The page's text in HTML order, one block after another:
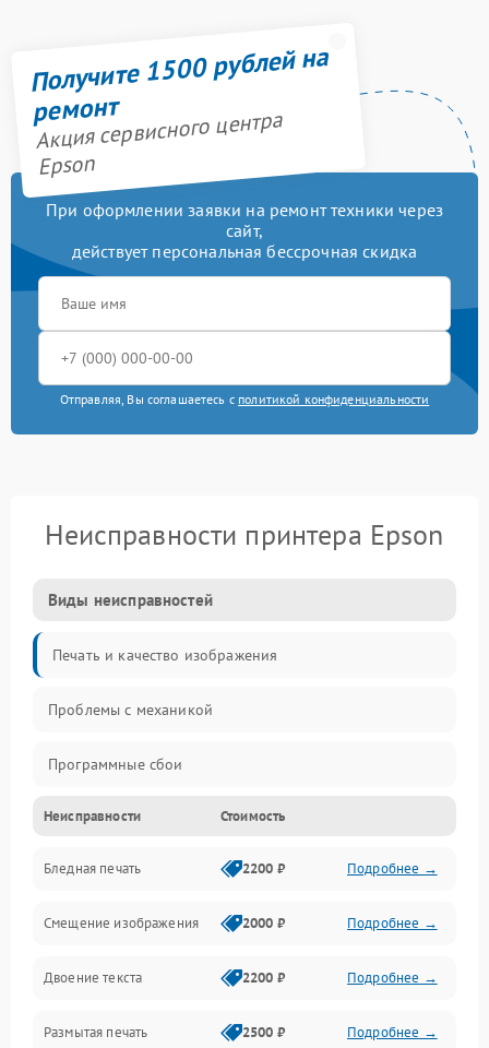
Получите 1500 рублей на
ремонт
Акция сервисного центра
Epson
При оформлении заявки на ремонт техники через
сайт,
действует персональная бессрочная скидка
Отправляя, Вы соглашаетесь с политикой конфиденциальности
Неисправности принтера Epson
Виды неисправностей
Печать и качество изображения
Проблемы с механикой
Программные сбои
Программные ошибки
Картриджи и расходники
Механика и узлы
Подключение и интерфейсы
Панель управления и индикация
Неисправности Стоимость
Бледная печать 2200 ₽ Подробнее →
Смещение изображения 2000 ₽ Подробнее →
Двоение текста 2200 ₽ Подробнее →
Размытая печать 2500 ₽ Подробнее →